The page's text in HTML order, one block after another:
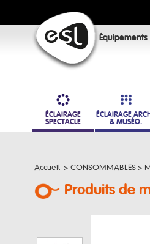
ÉCLAIRAGE
SPECTACLE
ÉCLAIRAGE
& MUSÉO.
Accueil > CONSOMMABLES >
Produits de